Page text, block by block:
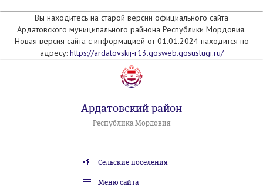
Вы находитесь на старой версии официального сайта
Ардатовского муниципального райнона Республики Мордовия.
Новая версия сайта с информацией от 01.01.2024 находится по
адресу: https://ardatovskij-r13.gosweb.gosuslugi.ru/
Ардатовский район
Республика Мордовия
Сельские поселения
Меню сайта